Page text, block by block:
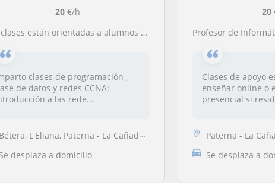
20€/h
están orientadas a alumnos de TSMR,ASIR,DAW
clases de programación ,
de datos y redes CCNA:
a las rede...
Bétera, L'Eliana, Paterna - La Cañada, San Antonio de Benagéber, Godel...
Se desplaza a domicilio
20
Profesor de Informática con experiencia
Clases de apoyo
enseñar online o
presencial si
Paterna - La
Se desplaza a